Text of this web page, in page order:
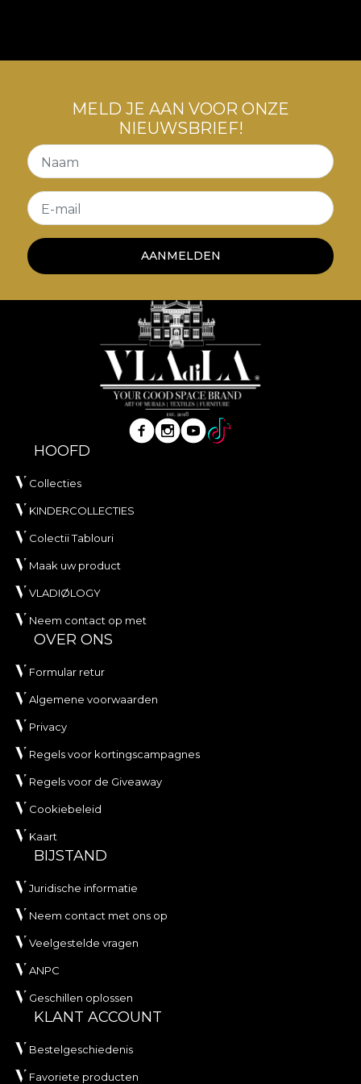
MELD JE AAN VOOR ONZE
NIEUWSBRIEF!
Naam
E-mail
AANMELDEN
HOOFD
Collecties
KINDERCOLLECTIES
Colectii Tablouri
Maak uw product
VLADIØLOGY
Neem contact op met
OVER ONS
Formular retur
Algemene voorwaarden
Privacy
Regels voor kortingscampagnes
Regels voor de Giveaway
Cookiebeleid
Kaart
BIJSTAND
Juridische informatie
Neem contact met ons op
Veelgestelde vragen
ANPC
Geschillen oplossen
KLANT ACCOUNT
Bestelgeschiedenis
Favoriete producten